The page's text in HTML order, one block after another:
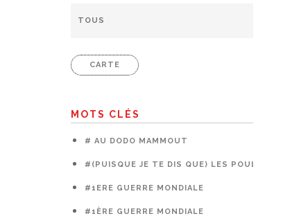
CARTE
MOTS CLÉS
# AU DODO MAMMOUT
#(PUISQUE JE TE DIS QUE) LES POULES
#1ERE GUERRE MONDIALE
#1ÈRE GUERRE MONDIALE